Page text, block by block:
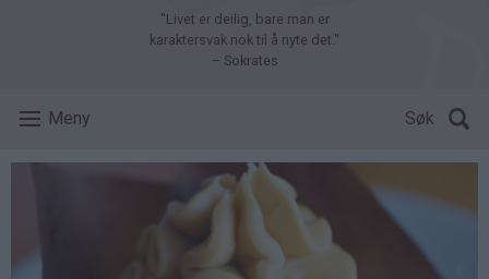
"Livet er deilig, bare man er
karaktersvak nok til å nyte det."
– Sokrates
Meny Søk